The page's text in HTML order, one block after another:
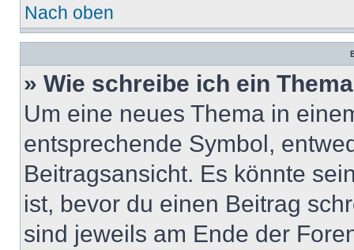
Nach oben
» Wie schreibe ich ein
Um eine neues Thema in
entsprechende Symbol,
Beitragsansicht. Es könnte
ist, bevor du einen Beitrag
sind jeweils am Ende der